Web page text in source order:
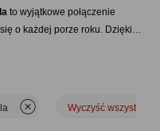
to wyjątkowe połączenie
o każdej porze roku. Dzięki
ciepła, niezależnie od
który codziennie
drobny gest, który potrafi
Wyczyść wszystko